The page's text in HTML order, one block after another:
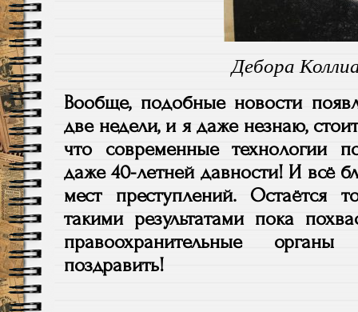
Дебора
Вообще, подобные новости
две недели, и я даже незнаю,
что современные технологии
даже 40-летней давности! И всё
мест преступлений. Остаётся
такими результатами пока
правоохранительные
поздравить!